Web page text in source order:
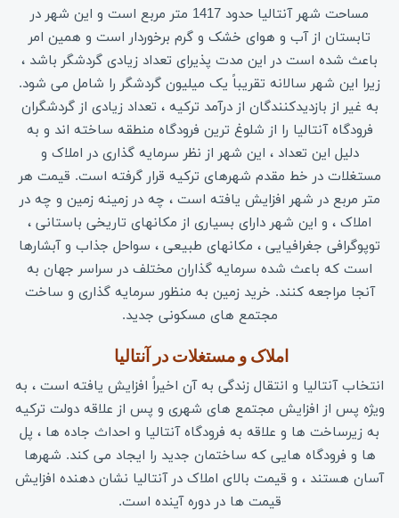
مساحت شهر آنتالیا حدود 1417 متر مربع است و این شهر در
تابستان از آب و هوای خشک و گرم برخوردار است و همین امر
باعث شده است در این مدت پذیرای تعداد زیادی گردشگر باشد ،
زیرا این شهر سالانه تقریباً یک میلیون گردشگر را شامل می شود.
به غیر از بازدیدکنندگان از درآمد ترکیه ، تعداد زیادی از گردشگران
فرودگاه آنتالیا را از شلوغ ترین فرودگاه منطقه ساخته اند و به
دلیل این تعداد ، این شهر از نظر سرمایه گذاری در املاک و
مستغلات در خط مقدم شهرهای ترکیه قرار گرفته است. قیمت هر
متر مربع در شهر افزایش یافته است ، چه در زمینه زمین و چه در
املاک ، و این شهر دارای بسیاری از مکانهای تاریخی باستانی ،
توپوگرافی جغرافیایی ، مکانهای طبیعی ، سواحل جذاب و آبشارها
است که باعث شده سرمایه گذاران مختلف در سراسر جهان به
آنجا مراجعه کنند. خرید زمین به منظور سرمایه گذاری و ساخت
مجتمع های مسکونی جدید.
املاک و مستغلات در آنتالیا
انتخاب آنتالیا و انتقال زندگی به آن اخیراً افزایش یافته است ، به
ویژه پس از افزایش مجتمع های شهری و پس از علاقه دولت ترکیه
به زیرساخت ها و علاقه به فرودگاه آنتالیا و احداث جاده ها ، پل
ها و فرودگاه هایی که ساختمان جدید را ایجاد می کند. شهرها
آسان هستند ، و قیمت بالای املاک در آنتالیا نشان دهنده افزایش
قیمت ها در دوره آینده است.